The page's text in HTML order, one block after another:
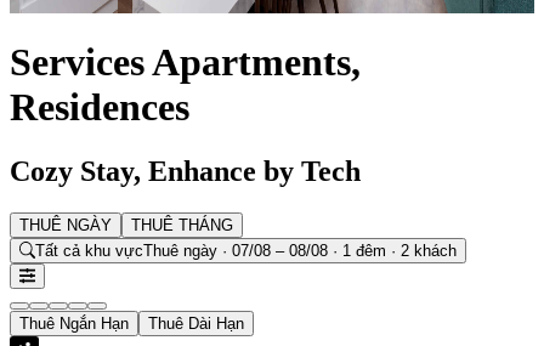
Services Apartments,
Residences
Cozy Stay, Enhance by Tech
THUÊ NGÀY
THUÊ THÁNG
Tất cả khu vựcThuê ngày · 07/08 – 08/08 · 1 đêm · 2 khách
Thuê Ngắn Hạn Thuê Dài Hạn